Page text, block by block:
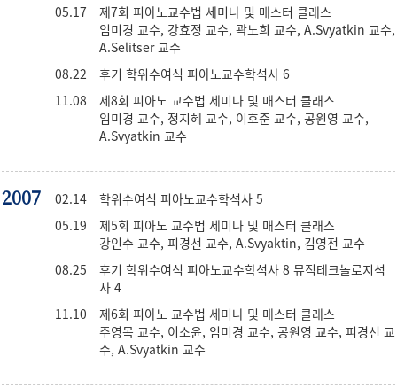
05.17
제7회 피아노교수법 세미나 및 매스터 클래스
임미경 교수, 강효정 교수, 곽노희 교수, A.Svyatkin 교수,
A.Selitser 교수
08.22
후기 학위수여식 피아노교수학석사 6
11.08
제8회 피아노 교수법 세미나 및 매스터 클래스
임미경 교수, 정지혜 교수, 이호준 교수, 공원영 교수,
A.Svyatkin 교수
2007 02.14
학위수여식 피아노교수학석사 5
05.19
제5회 피아노 교수법 세미나 및 매스터 클래스
강인수 교수, 피경선 교수, A.Svyaktin, 김영전 교수
08.25
후기 학위수여식 피아노교수학석사 8 뮤직테크놀로지석
사 4
11.10
제6회 피아노 교수법 세미나 및 매스터 클래스
주영목 교수, 이소윤, 임미경 교수, 공원영 교수, 피경선 교
수, A.Svyatkin 교수